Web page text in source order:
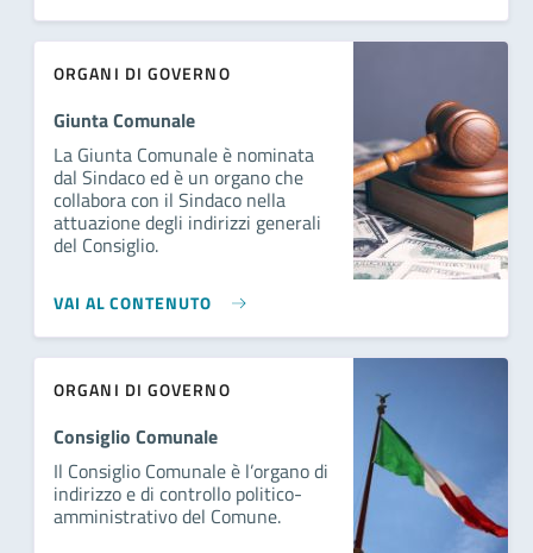
ORGANI DI GOVERNO
Giunta Comunale
La Giunta Comunale è nominata
dal Sindaco ed è un organo che
collabora con il Sindaco nella
attuazione degli indirizzi generali
del Consiglio.
VAI AL CONTENUTO
ORGANI DI GOVERNO
Consiglio Comunale
Il Consiglio Comunale è l’organo di
indirizzo e di controllo politico-
amministrativo del Comune.